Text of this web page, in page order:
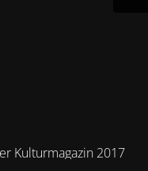
Kulturmagazin 2017